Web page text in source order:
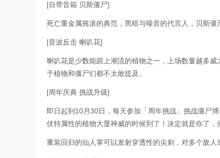
[自带音箱 贝斯僵尸]
死亡重金属摇滚的典范，黑暗与噪音的代言人，贝斯
[音波反击 喇叭花]
喇叭花是少数能跟上潮流的植物之一，上场数量越多
于植物和僵尸们都不太敢提及。
[周年庆典 挑战升级]
即日起到10月30日，每天参加「周年挑战」挑战僵尸
伏特属性的植物大显神威的时候到了！决定就是你了，
重装回归的仙人掌可以发射穿透性的尖刺，对多个敌